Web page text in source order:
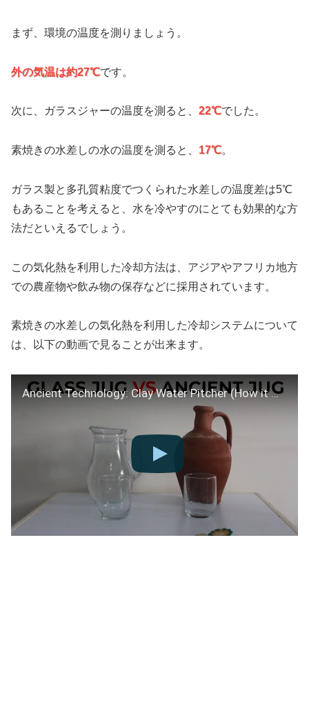
まず、環境の温度を測りましょう。
外の気温は約27℃です。
次に、ガラスジャーの温度を測ると、 22℃でした。
素焼きの水差しの水の温度を測ると、 17℃。
ガラス製と多孔質粘度でつくられた水差しの温度差は5℃
もあることを考えると、水を冷やすのにとても効果的な方
法だといえるでしょう。
この気化熱を利用した冷却方法は、アジアやアフリカ地方
での農産物や飲み物の保存などに採用されています。
素焼きの水差しの気化熱を利用した冷却システムについて
は、以下の動画で見ることが出来ます。
Ancient Technology: Clay Water Pitcher (How it works)